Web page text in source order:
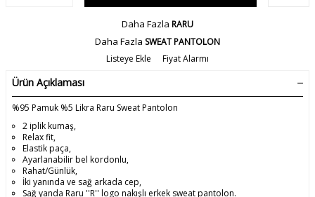
Daha Fazla RARU
Daha Fazla SWEAT PANTOLON
Listeye Ekle
Fiyat Alarmı
Ürün Açıklaması
%95 Pamuk %5 Likra Raru Sweat Pantolon
2 iplik kumaş,
Relax fit,
Elastik paça,
Ayarlanabilir bel kordonlu,
Rahat/Günlük,
İki yanında ve sağ arkada cep,
Sağ yanda Raru ''R'' logo nakışlı erkek sweat pantolon.